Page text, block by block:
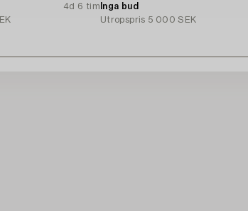
4d 6 tim Inga bud
Utropspris 5 000 SEK